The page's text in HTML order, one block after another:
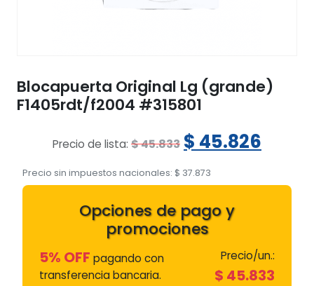
Blocapuerta Original Lg (grande)
F1405rdt/f2004 #315801
Precio de lista: $45.833 El
precio
original
era:
$ 45.833.
$ 45.826
$
Precio sin impuestos nacionales: $ 37.873
Opciones de pago y
promociones
5% OFF pagando con
transferencia bancaria.
Precio/un.:
$ 45.833